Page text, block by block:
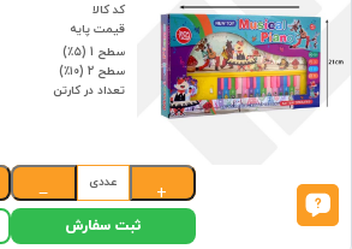
کد کالا
قیمت پایه
سطح 1 (۵٪)
سطح 2 (۱۰٪)
تعداد در کارتن
+
عددی
−
ثبت سفارش